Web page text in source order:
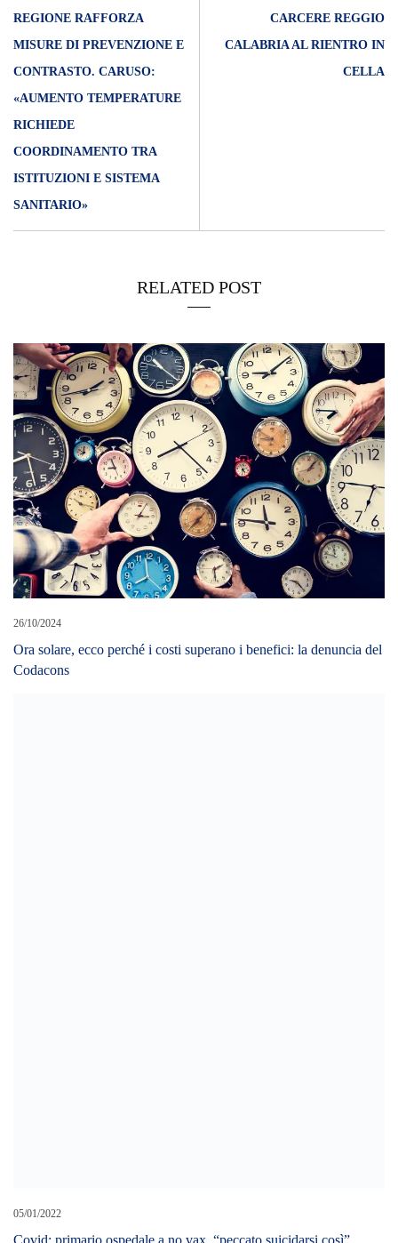
REGIONE RAFFORZA
MISURE DI PREVENZIONE E
CONTRASTO. CARUSO:
«AUMENTO TEMPERATURE
RICHIEDE
COORDINAMENTO TRA
ISTITUZIONI E SISTEMA
SANITARIO»
CARCERE REGGIO
CALABRIA AL RIENTRO IN
CELLA
RELATED POST
26/10/2024
Ora solare, ecco perché i costi superano i benefici: la denuncia del
Codacons
05/01/2022
Covid: primario ospedale a no vax, “peccato suicidarsi così”